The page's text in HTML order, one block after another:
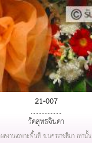
21-007
....................
วัดสุทธจินดา
ผลงานเฉพาะพื้นที่ จ.นครราชสีมา เท่านั้น